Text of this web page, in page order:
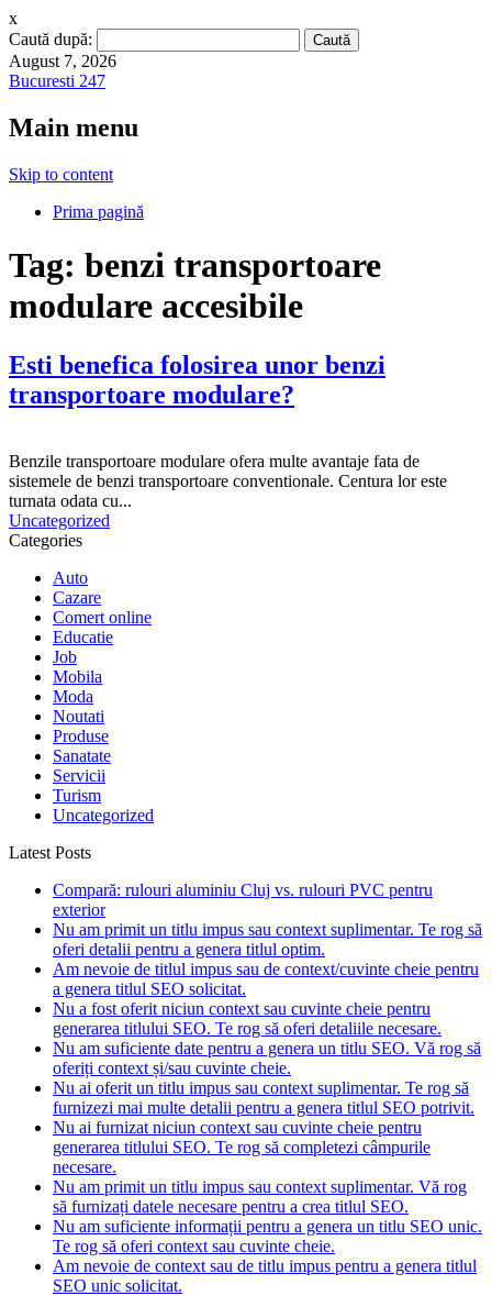
x
Caută după:
August 7, 2026
Bucuresti 247
Main menu
Skip to content
Prima pagină
Tag: benzi transportoare
modulare accesibile
Esti benefica folosirea unor benzi
transportoare modulare?
Benzile transportoare modulare ofera multe avantaje fata de
sistemele de benzi transportoare conventionale. Centura lor este
turnata odata cu...
Uncategorized
Categories
Auto
Cazare
Comert online
Educatie
Job
Mobila
Moda
Noutati
Produse
Sanatate
Servicii
Turism
Uncategorized
Latest Posts
Compară: rulouri aluminiu Cluj vs. rulouri PVC pentru
exterior
Nu am primit un titlu impus sau context suplimentar. Te rog să
oferi detalii pentru a genera titlul optim.
Am nevoie de titlul impus sau de context/cuvinte cheie pentru
a genera titlul SEO solicitat.
Nu a fost oferit niciun context sau cuvinte cheie pentru
generarea titlului SEO. Te rog să oferi detaliile necesare.
Nu am suficiente date pentru a genera un titlu SEO. Vă rog să
oferiți context și/sau cuvinte cheie.
Nu ai oferit un titlu impus sau context suplimentar. Te rog să
furnizezi mai multe detalii pentru a genera titlul SEO potrivit.
Nu ai furnizat niciun context sau cuvinte cheie pentru
generarea titlului SEO. Te rog să completezi câmpurile
necesare.
Nu am primit un titlu impus sau context suplimentar. Vă rog
să furnizați datele necesare pentru a crea titlul SEO.
Nu am suficiente informații pentru a genera un titlu SEO unic.
Te rog să oferi context sau cuvinte cheie.
Am nevoie de context sau de titlu impus pentru a genera titlul
SEO unic solicitat.